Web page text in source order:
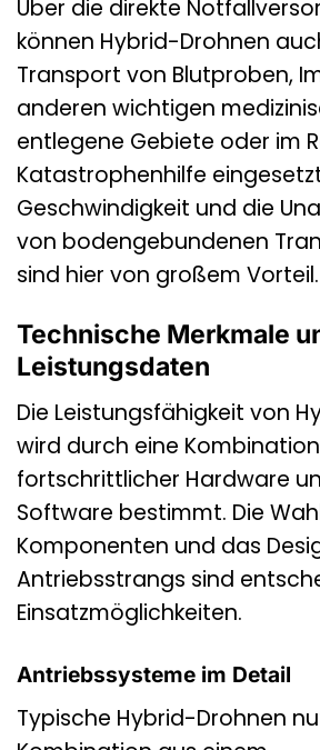
Über die direkte
können Hybrid-Drohnen
Transport von Blutproben,
anderen wichtigen
entlegene Gebiete oder im
Katastrophenhilfe
Geschwindigkeit und die
von bodengebundenen
sind hier von großem Vorteil.
Technische Merkmale
Leistungsdaten
Die Leistungsfähigkeit von
wird durch eine
fortschrittlicher Hardware
Software bestimmt. Die
Komponenten und das
Antriebsstrangs sind
Einsatzmöglichkeiten.
Antriebssysteme im Detail
Typische Hybrid-Drohnen